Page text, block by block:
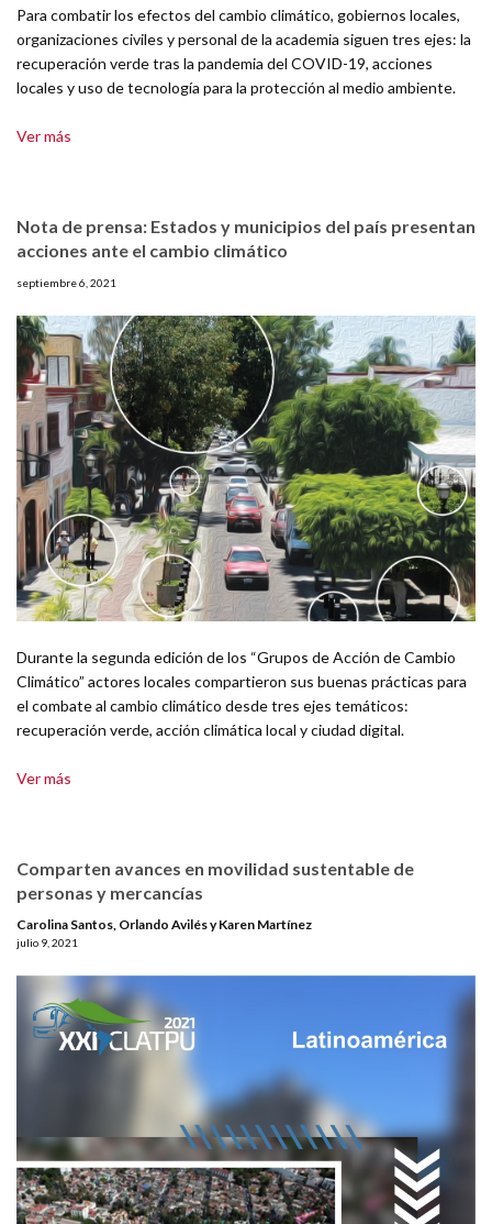
Para combatir los efectos del cambio climático, gobiernos locales,
organizaciones civiles y personal de la academia siguen tres ejes: la
recuperación verde tras la pandemia del COVID-19, acciones
locales y uso de tecnología para la protección al medio ambiente.
Ver más
Nota de prensa: Estados y municipios del país presentan
acciones ante el cambio climático
septiembre 6, 2021
Durante la segunda edición de los “Grupos de Acción de Cambio
Climático” actores locales compartieron sus buenas prácticas para
el combate al cambio climático desde tres ejes temáticos:
recuperación verde, acción climática local y ciudad digital.
Ver más
Comparten avances en movilidad sustentable de
personas y mercancías
Carolina Santos, Orlando Avilés y Karen Martínez
julio 9, 2021